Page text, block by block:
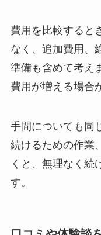
費用を比較すると
なく、追加費用、
準備も含めて考え
費用が増える場合
手間についても同
続けるための作業
くと、無理なく続
す。